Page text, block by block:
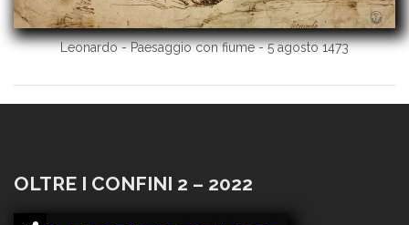
Leonardo - Paesaggio con fiume - 5 agosto 1473
OLTRE I CONFINI 2 – 2022